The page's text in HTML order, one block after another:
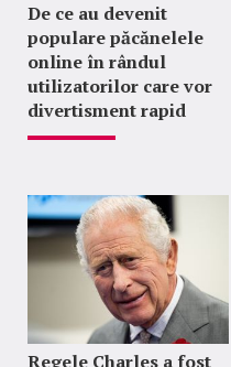
De ce au devenit
populare păcănelele
online în rândul
utilizatorilor care vor
divertisment rapid
Regele Charles a fost